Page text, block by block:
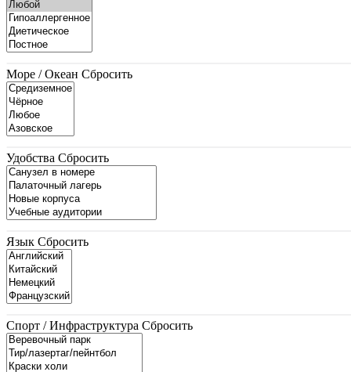
Море / Океан Сбросить
Удобства Сбросить
Язык Сбросить
Спорт / Инфраструктура Сбросить